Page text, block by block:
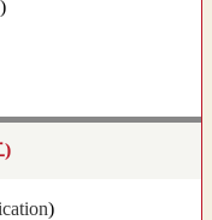
)
)